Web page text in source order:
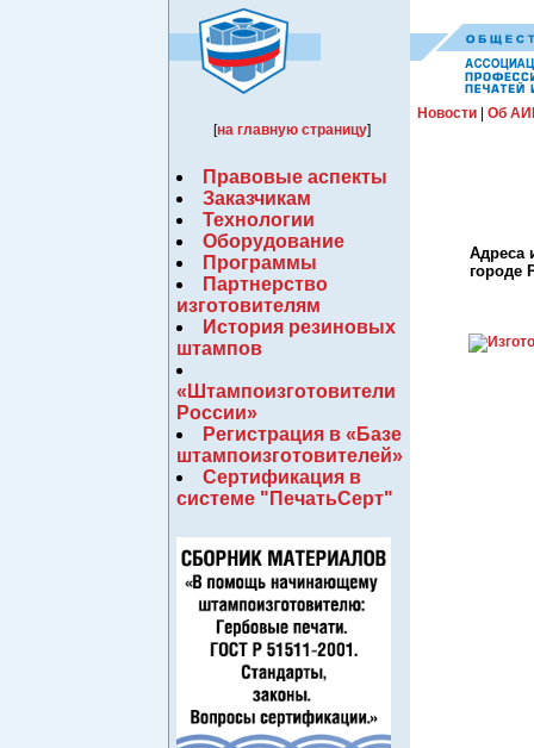
[на главную страницу]
Новости Об
Правовые аспекты
Заказчикам
Технологии
Оборудование
Программы
Партнерство
изготовителям
История резиновых
штампов
«Штампоизготовители
России»
Регистрация в «Базе
штампоизготовителей»
Сертификация в
системе "ПечатьСерт"
Адреса
городе